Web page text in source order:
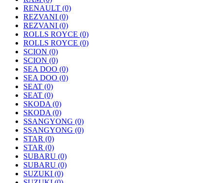
RENAULT (0)
REZVANI (0)
REZVANI (0)
ROLLS ROYCE (0)
ROLLS ROYCE (0)
SCION (0)
SCION (0)
SEA DOO (0)
SEA DOO (0)
SEAT (0)
SEAT (0)
SKODA (0)
SKODA (0)
SSANGYONG (0)
SSANGYONG (0)
STAR (0)
STAR (0)
SUBARU (0)
SUBARU (0)
SUZUKI (0)